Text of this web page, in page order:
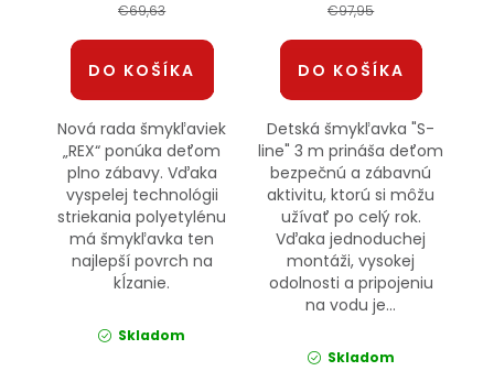
€69,63
DO KOŠÍKA
Nová rada šmykľaviek
„REX“ ponúka deťom
plno zábavy. Vďaka
vyspelej technológii
striekania polyetylénu
má šmykľavka ten
najlepší povrch na
kĺzanie.
Skladom
€97,95
DO KOŠÍKA
Detská šmykľavka "S-
line" 3 m prináša deťom
bezpečnú a zábavnú
aktivitu, ktorú si môžu
užívať po celý rok.
Vďaka jednoduchej
montáži, vysokej
odolnosti a pripojeniu
na vodu je...
Skladom